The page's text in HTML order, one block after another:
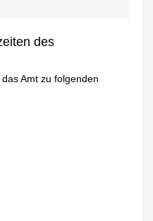
des
Amt zu folgenden